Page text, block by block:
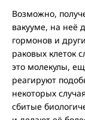
Возможно,
вакууме, на неё
гормонов и
раковых клеток
это молекулы,
реагируют
некоторых
сбитые